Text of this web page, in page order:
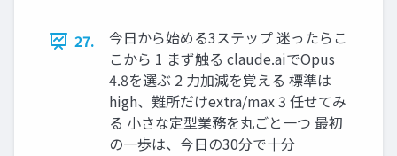
27.
今日から始める3ステップ 迷ったらこ
こから 1 まず触る claude.aiでOpus
4.8を選ぶ 2 力加減を覚える 標準は
high、難所だけextra/max 3 任せてみ
る 小さな定型業務を丸ごと一つ 最初
の一歩は、今日の30分で十分